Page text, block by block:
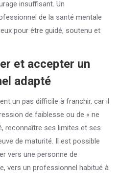
insuffisant. Un
de la santé mentale
pour être guidé, soutenu et
et accepter un
adapté
un pas difficile à franchir, car il
de faiblesse ou de « ne
reconnaître ses limites et ses
de maturité. Il est possible
vers une personne de
vers un professionnel habitué à